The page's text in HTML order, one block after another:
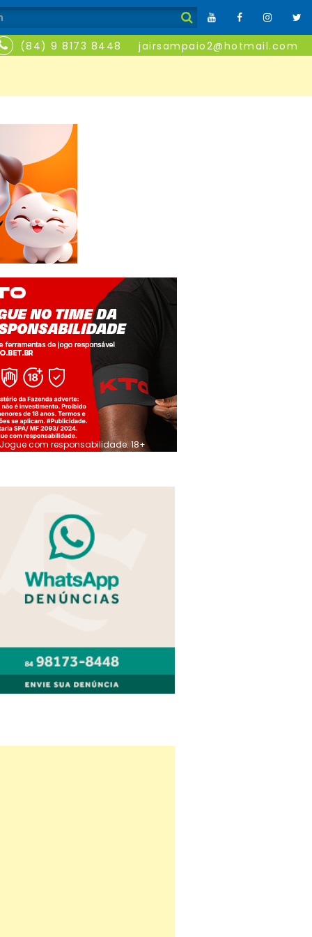
(84) 9 8173 8448 jairsampaio2@hotmail.com
Jogue com responsabilidade. 18+